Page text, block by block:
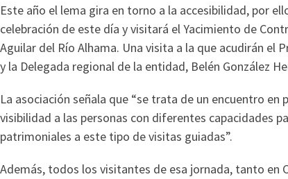
Este año el lema gira en torno a la accesibilidad, por
celebración de este día y visitará el Yacimiento de
Aguilar del Río Alhama. Una visita a la que acudirán el
y la Delegada regional de la entidad, Belén González
La asociación señala que “se trata de un encuentro
visibilidad a las personas con diferentes capacidades
patrimoniales a este tipo de visitas guiadas”.
Además, todos los visitantes de esa jornada, tanto en